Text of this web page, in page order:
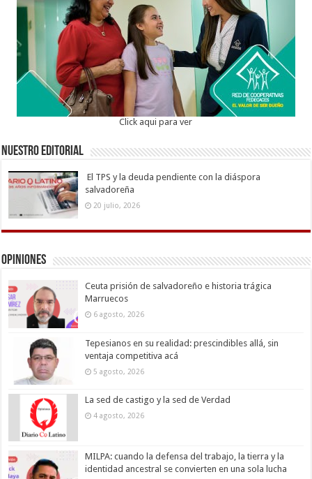
Click aqui para ver
Nuestro Editorial
El TPS y la deuda pendiente con la diáspora
salvadoreña
20 julio, 2026
Opiniones
Ceuta prisión de salvadoreño e historia trágica
Marruecos
6 agosto, 2026
Tepesianos en su realidad: prescindibles allá, sin
ventaja competitiva acá
5 agosto, 2026
La sed de castigo y la sed de Verdad
4 agosto, 2026
MILPA: cuando la defensa del trabajo, la tierra y la
identidad ancestral se convierten en una sola lucha